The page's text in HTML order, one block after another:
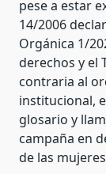
pese a estar
14/2006
Orgánica 1/
derechos y el
contraria al
institucional,
glosario y
campaña en
de las